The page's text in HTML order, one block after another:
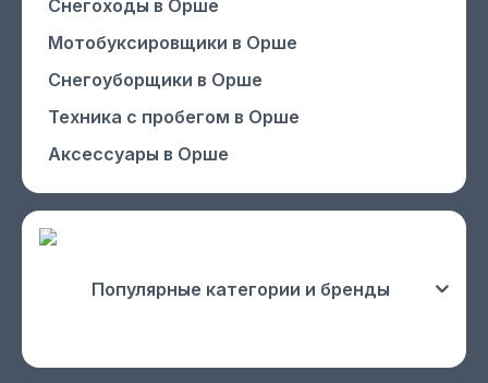
Снегоходы в Орше
Мотобуксировщики в Орше
Снегоуборщики в Орше
Техника с пробегом в Орше
Аксессуары в Орше
Популярные категории и бренды